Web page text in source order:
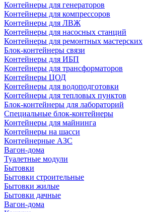
Контейнеры для генераторов
Контейнеры для компрессоров
Контейнеры для ЛВЖ
Контейнеры для насосных станций
Контейнеры для ремонтных мастерских
Блок-контейнеры связи
Контейнеры для ИБП
Контейнеры для трансформаторов
Контейнеры ЦОД
Контейнеры для водоподготовки
Контейнеры для тепловых пунктов
Блок-контейнеры для лабораторий
Специальные блок-контейнеры
Контейнеры для майнинга
Контейнеры на шасси
Контейнерные АЗС
Вагон-дома
Туалетные модули
Бытовки
Бытовки строительные
Бытовки жилые
Бытовки дачные
Вагон-дома